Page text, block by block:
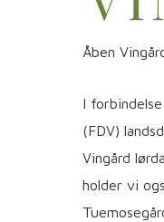
Åben
I
(FDV)
Vingård
holder vi